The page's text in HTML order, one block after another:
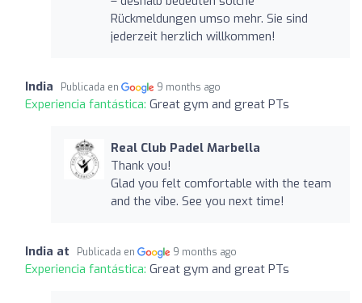
Rückmeldungen umso mehr. Sie sind
jederzeit herzlich willkommen!
India Publicada en 9 months ago
Experiencia fantástica: Great gym and great PTs
Real Club Padel Marbella
Thank you!
Glad you felt comfortable with the team
and the vibe. See you next time!
India at Publicada en 9 months ago
Experiencia fantástica: Great gym and great PTs